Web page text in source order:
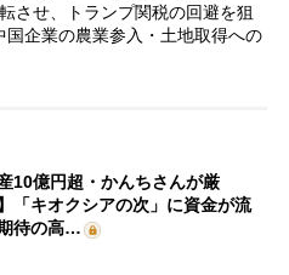
させ、トランプ関税の回避を狙
企業の農業参入・土地取得への
産10億円超・かんちさんが厳
「キオクシアの次」に資金が流
待の高…